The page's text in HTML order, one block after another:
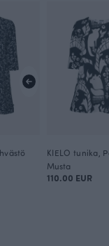
Musta
110.00 EUR